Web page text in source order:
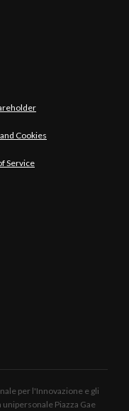
Cookies
Service
per l'Innovazione e gli
Piazza Gae